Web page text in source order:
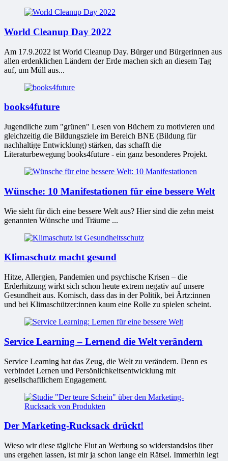
World Cleanup Day 2022
Am 17.9.2022 ist World Cleanup Day. Bürger und Bürgerinnen aus
allen erdenklichen Ländern der Erde machen sich an diesem Tag
auf, um Müll aus...
books4future
Jugendliche zum "grünen" Lesen von Büchern zu motivieren und
gleichzeitig die Bildungsziele im Bereich BNE (Bildung für
nachhaltige Entwicklung) stärken, das schafft die
Literaturbewegung books4future - ein ganz besonderes Projekt.
Wünsche: 10 Manifestationen für eine bessere Welt
Wie sieht für dich eine bessere Welt aus? Hier sind die zehn meist
genannten Wünsche und Träume ...
Klimaschutz macht gesund
Hitze, Allergien, Pandemien und psychische Krisen – die
Erderhitzung wirkt sich schon heute extrem negativ auf unsere
Gesundheit aus. Komisch, dass das in der Politik, bei Ärtz:innen
und bei Klimaschützer:innen kaum eine Rolle zu spielen scheint.
Service Learning – Lernend die Welt verändern
Service Learning hat das Zeug, die Welt zu verändern. Denn es
verbindet Lernen und Persönlichkeitsentwicklung mit
gesellschaftlichem Engagement.
Der Marketing-Rucksack drückt!
Wieso wir diese tägliche Flut an Werbung so widerstandslos über
uns ergehen lassen, ist mir ja schon lange ein Rätsel. Immerhin legt